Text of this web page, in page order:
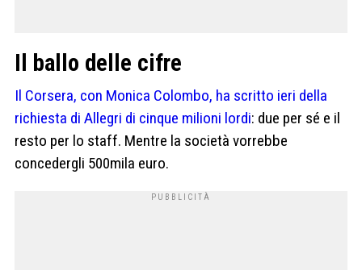
Il ballo delle cifre
Il Corsera, con Monica Colombo, ha scritto ieri della
richiesta di Allegri di cinque milioni lordi: due per sé e il
resto per lo staff. Mentre la società vorrebbe
concedergli 500mila euro.